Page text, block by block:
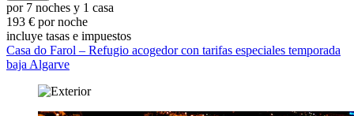
por 7 noches y 1 casa
193 € por noche
incluye tasas e impuestos
Casa do Farol – Refugio acogedor con tarifas especiales temporada
baja Algarve